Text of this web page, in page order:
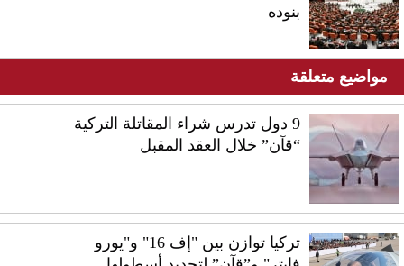
بنوده
مواضيع متعلقة
9 دول تدرس شراء المقاتلة التركية
“قآن” خلال العقد المقبل
تركيا توازن بين "إف 16" و"يورو